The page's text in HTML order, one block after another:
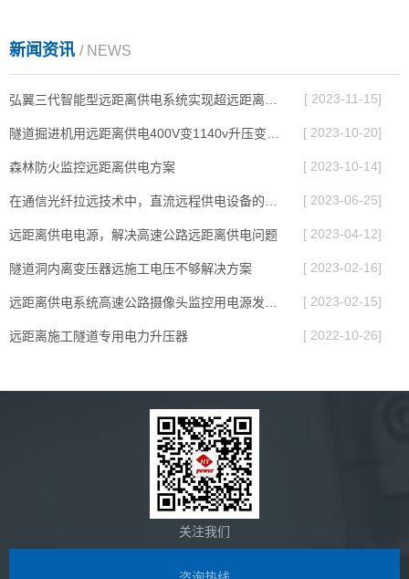
新闻资讯 / NEWS
弘翼三代智能型远距离供电系统实现超远距离供电 [ 2023-11-15]
隧道掘进机用远距离供电400V变1140v升压变压器 [ 2023-10-20]
森林防火监控远距离供电方案 [ 2023-10-14]
在通信光纤拉远技术中，直流远程供电设备的应用 [ 2023-06-25]
远距离供电电源，解决高速公路远距离供电问题 [ 2023-04-12]
隧道洞内离变压器远施工电压不够解决方案 [ 2023-02-16]
远距离供电系统高速公路摄像头监控用电源发生器转换器 [ 2023-02-15]
远距离施工隧道专用电力升压器 [ 2022-10-26]
关注我们